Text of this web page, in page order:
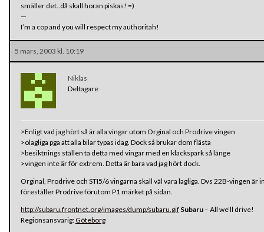
smäller det..då skall horan piskas! =)
—
I’m a cop and you will respect my authoritah!
5 mars, 2003 kl. 10:19
Niklas
Deltagare
>Enligt vad jag hört så är alla vingar utom Orginal och Prodrive vingen
>olagliga pga att alla bilar typas idag. Dock så brukar dom flästa
>besiktnings ställen ta detta med vingar med en klackspark så länge
>vingen inte är för extrem. Detta är bara vad jag hört dock.
Orginal, Prodrive och STI5/6 vingarna skall väl vara lagliga. Dvs 22B-vingen
föreställer Prodrive förutom P1 märket på sidan.
http://subaru.frontnet.org/images/dump/subaru.gif Subaru – All we’ll drive!
Regionsansvarig: Göteborg